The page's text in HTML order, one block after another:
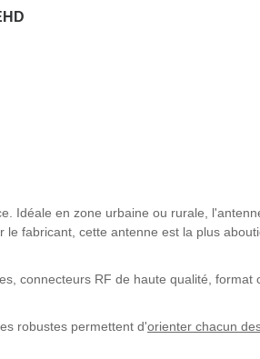
Idéale en zone urbaine ou rurale,
fabricant, cette antenne est la plus
connecteurs RF de haute qualité, format
robustes permettent d'orienter chacun